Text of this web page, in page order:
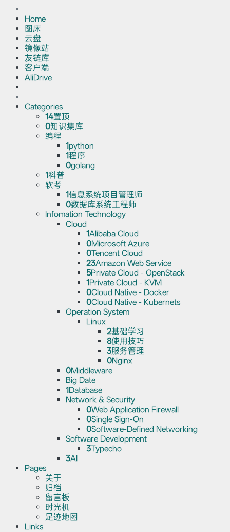
Home
图床
云盘
镜像站
友链库
客户端
AliDrive
Categories
14置顶
0知识集库
编程
1python
1程序
0golang
1科普
软考
1信息系统项目管理师
0数据库系统工程师
Infomation Technology
Cloud
1Alibaba Cloud
0Microsoft Azure
0Tencent Cloud
23Amazon Web Service
5Private Cloud - OpenStack
1Private Cloud - KVM
0Cloud Native - Docker
0Cloud Native - Kubernets
Operation System
Linux
2基础学习
8使用技巧
3服务管理
0Nginx
0Middleware
Big Date
1Database
Network & Security
0Web Application Firewall
0Single Sign-On
0Software-Defined Networking
Software Development
3Typecho
3AI
Pages
关于
归档
留言板
时光机
足迹地图
Links